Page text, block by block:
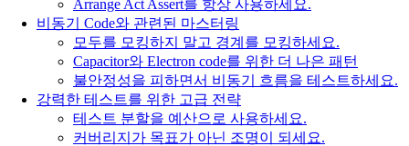
Arrange Act Assert를 항상 사용하세요.
비동기 Code와 관련된 마스터링
모두를 모킹하지 말고 경계를 모킹하세요.
Capacitor와 Electron code를 위한 더 나은 패턴
불안정성을 피하면서 비동기 흐름을 테스트하세요.
강력한 테스트를 위한 고급 전략
테스트 분할을 예산으로 사용하세요.
커버리지가 목표가 아닌 조명이 되세요.